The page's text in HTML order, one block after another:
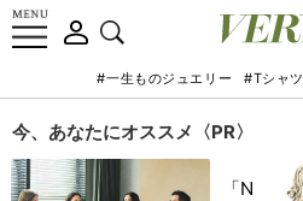
#一生ものジュエリー #Tシャツ
今、あなたにオススメ〈PR〉
「N